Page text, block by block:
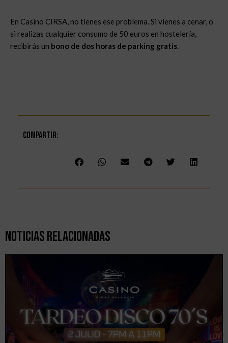
En Casino CIRSA, no tienes ese problema. Si vienes a cenar, o
si realizas cualquier consumo de 50 euros en hostelería,
recibirás un bono de dos horas de parking gratis.
Compartir:
Noticias Relacionadas